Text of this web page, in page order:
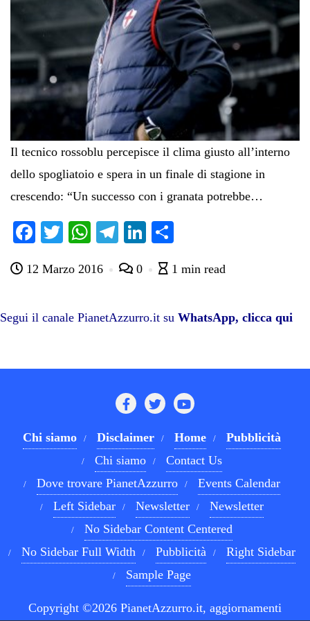
Il tecnico rossoblu percepisce il clima giusto all’interno
dello spogliatoio e spera in un finale di stagione in
crescendo: “Un successo con i granata potrebbe…
Fa
bo
T
tte
W
ts
pp
Te
gr
m
Li
ed di
di
12 Marzo 2016 0 1 min read
Segui il canale PianetAzzurro.it su WhatsApp, clicca qui
Chi siamo Disclaimer Home
Pubblicità
Chi siamo
Contact Us
Dove trovare PianetAzzurro
Events Calendar
Left Sidebar
Newsletter
Newsletter
No Sidebar Content Centered
No Sidebar Full Width
Pubblicità
Right Sidebar
Sample Page
Copyright ©2026 PianetAzzurro.it, aggiornamenti